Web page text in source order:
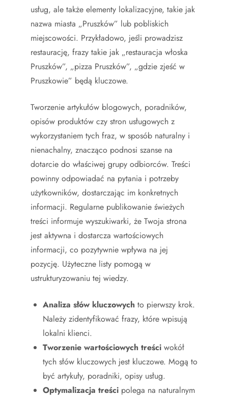
usług, ale także elementy lokalizacyjne, takie jak
nazwa miasta „Pruszków” lub pobliskich
miejscowości. Przykładowo, jeśli prowadzisz
restaurację, frazy takie jak „restauracja włoska
Pruszków”, „pizza Pruszków”, „gdzie zjeść w
Pruszkowie” będą kluczowe.
Tworzenie artykułów blogowych, poradników,
opisów produktów czy stron usługowych z
wykorzystaniem tych fraz, w sposób naturalny i
nienachalny, znacząco podnosi szanse na
dotarcie do właściwej grupy odbiorców. Treści
powinny odpowiadać na pytania i potrzeby
użytkowników, dostarczając im konkretnych
informacji. Regularne publikowanie świeżych
treści informuje wyszukiwarki, że Twoja strona
jest aktywna i dostarcza wartościowych
informacji, co pozytywnie wpływa na jej
pozycję. Użyteczne listy pomogą w
ustrukturyzowaniu tej wiedzy.
Analiza słów kluczowych to pierwszy krok.
Należy zidentyfikować frazy, które wpisują
lokalni klienci.
Tworzenie wartościowych treści wokół
tych słów kluczowych jest kluczowe. Mogą to
być artykuły, poradniki, opisy usług.
Optymalizacja treści polega na naturalnym